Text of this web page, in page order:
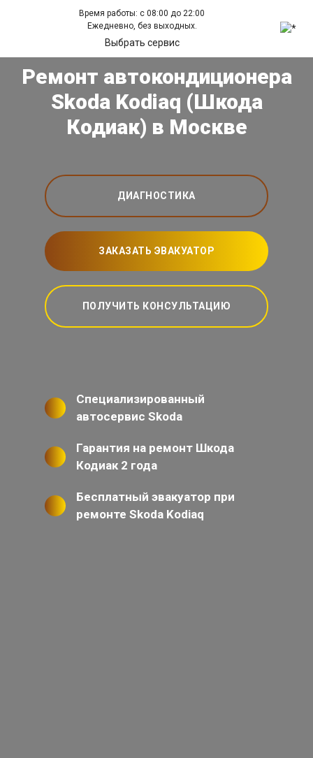
Время работы: с 08:00 до 22:00
Ежедневно, без выходных.
Выбрать сервис
Ремонт автокондиционера
Skoda Kodiaq (Шкода
Кодиак) в Москве
ДИАГНОСТИКА
ЗАКАЗАТЬ ЭВАКУАТОР
ПОЛУЧИТЬ КОНСУЛЬТАЦИЮ
Специализированный
автосервис Skoda
Гарантия на ремонт Шкода
Кодиак 2 года
Бесплатный эвакуатор при
ремонте Skoda Kodiaq